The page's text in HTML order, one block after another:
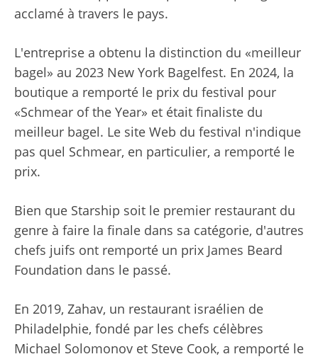
acclamé à travers le pays.
L'entreprise a obtenu la distinction du «meilleur
bagel» au 2023 New York Bagelfest. En 2024, la
boutique a remporté le prix du festival pour
«Schmear of the Year» et était finaliste du
meilleur bagel. Le site Web du festival n'indique
pas quel Schmear, en particulier, a remporté le
prix.
Bien que Starship soit le premier restaurant du
genre à faire la finale dans sa catégorie, d'autres
chefs juifs ont remporté un prix James Beard
Foundation dans le passé.
En 2019, Zahav, un restaurant israélien de
Philadelphie, fondé par les chefs célèbres
Michael Solomonov et Steve Cook, a remporté le